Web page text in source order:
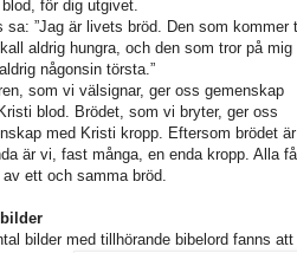
för dig utgivet.
sa: ”Jag är livets bröd. Den som kommer
aldrig hungra, och den som tror på mig
någonsin törsta.”
som vi välsignar, ger oss gemenskap
blod. Brödet, som vi bryter, ger oss
med Kristi kropp. Eftersom brödet är
är vi, fast många, en enda kropp. Alla
ett och samma bröd.
bilder med tillhörande bibelord fanns att